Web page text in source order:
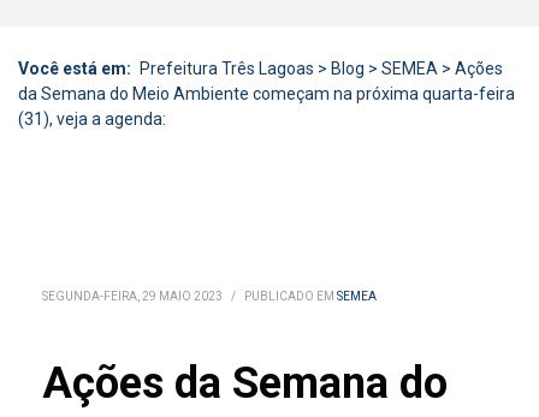
Você está em: Prefeitura Três Lagoas > Blog > SEMEA > Ações
da Semana do Meio Ambiente começam na próxima quarta-feira
(31), veja a agenda:
SEGUNDA-FEIRA, 29 MAIO 2023 / PUBLICADO EM SEMEA
Ações da Semana do